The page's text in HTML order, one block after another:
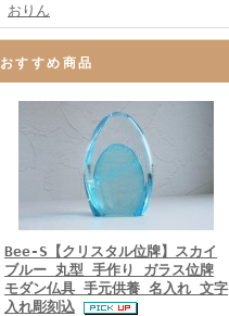
おりん
おすすめ商品
Bee-S【クリスタル位牌】スカイ
ブルー 丸型 手作り ガラス位牌
モダン仏具 手元供養 名入れ 文字
入れ彫刻込